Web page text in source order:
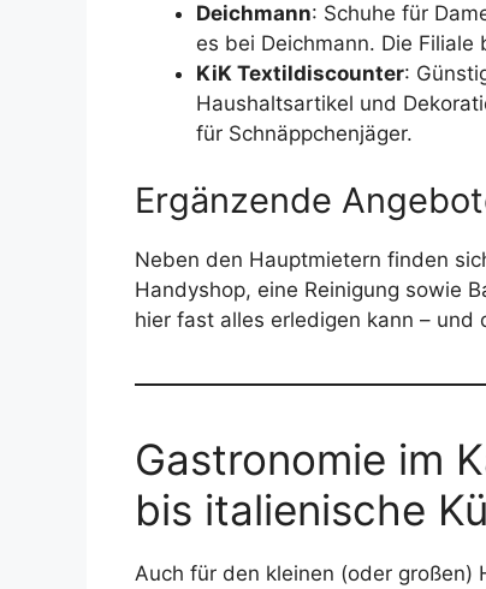
Deichmann: Schuhe für
es bei Deichmann. Die
KiK Textildiscounter:
Haushaltsartikel und
für Schnäppchenjäger.
Ergänzende
Neben den Hauptmietern finden
Handyshop, eine Reinigung sowie
hier fast alles erledigen kann –
Gastronomie im
bis italienische
Auch für den kleinen (oder großen)